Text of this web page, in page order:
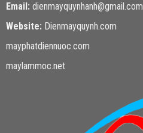
Email: dienmayquynhanh@gmail.com
Website: Dienmayquynh.com
mayphatdiennuoc.com
maylammoc.net